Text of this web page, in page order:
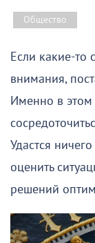
Общество
Если какие-то
внимания,
Именно в
Удастся
оценить
решений